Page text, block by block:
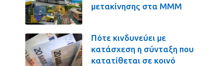
μετακίνησης στα ΜΜΜ
Πότε κινδυνεύει με
κατάσχεση η σύνταξη που
κατατίθεται σε κοινό